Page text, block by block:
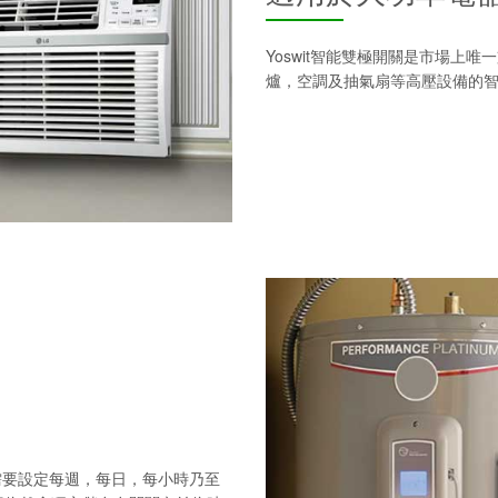
Yoswit智能雙極開關是市場上唯
爐，空調及抽氣扇等高壓設備的
設定每週，每日，每小時乃至